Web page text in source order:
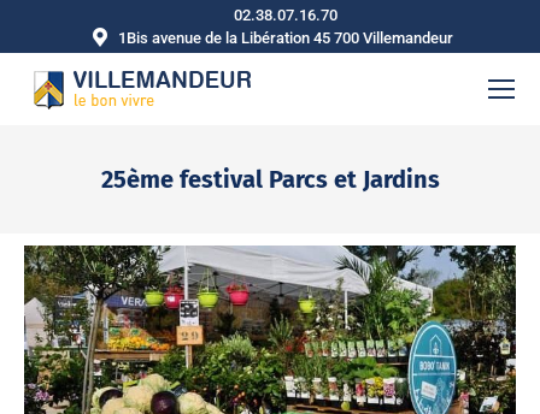
02.38.07.16.70
1Bis avenue de la Libération 45 700 Villemandeur
25ème festival Parcs et Jardins